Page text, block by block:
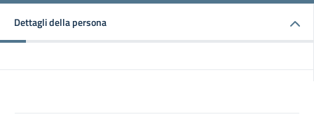
Dettagli della persona